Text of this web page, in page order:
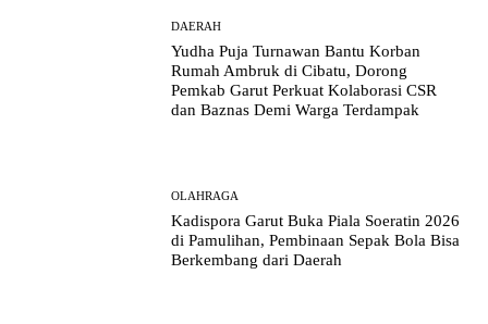
DAERAH
Yudha Puja Turnawan Bantu Korban
Rumah Ambruk di Cibatu, Dorong
Pemkab Garut Perkuat Kolaborasi CSR
dan Baznas Demi Warga Terdampak
OLAHRAGA
Kadispora Garut Buka Piala Soeratin 2026
di Pamulihan, Pembinaan Sepak Bola Bisa
Berkembang dari Daerah